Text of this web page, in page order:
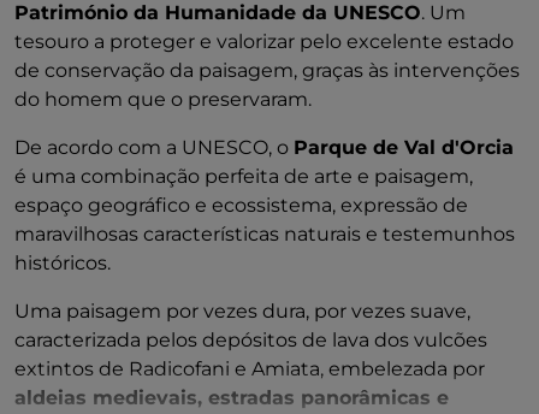
Património da Humanidade da UNESCO. Um
tesouro a proteger e valorizar pelo excelente estado
de conservação da paisagem, graças às intervenções
do homem que o preservaram.
De acordo com a UNESCO, o Parque de Val d'Orcia
é uma combinação perfeita de arte e paisagem,
espaço geográfico e ecossistema, expressão de
maravilhosas características naturais e testemunhos
históricos.
Uma paisagem por vezes dura, por vezes suave,
caracterizada pelos depósitos de lava dos vulcões
extintos de Radicofani e Amiata, embelezada por
aldeias medievais, estradas panorâmicas e